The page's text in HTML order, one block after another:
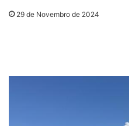
29 de Novembro de 2024